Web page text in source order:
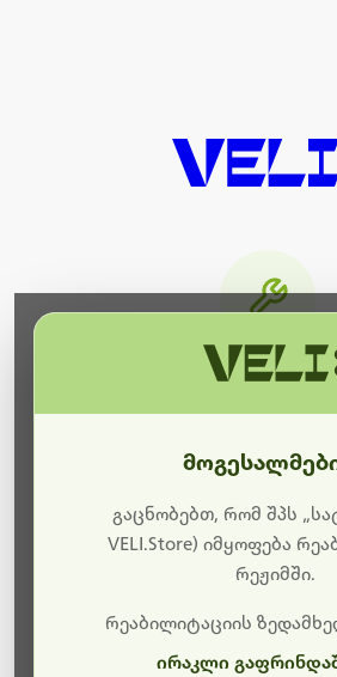
ბოდიშს გიხდით
მიმდინარეობს საიტის
სამუშაოები.
მალე ისევ ხელმისაწვდომი
გაცნობებთ, რომ შპს
VELI.Store) იმყოფება
რეჟიმში.
რეაბილიტაციის
ირაკლი